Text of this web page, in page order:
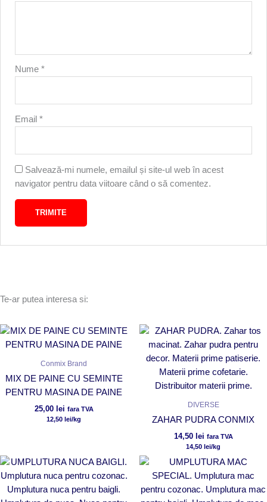
Nume*
Email*
Salvează-mi numele, emailul și site-ul web în acest
navigator pentru data viitoare când o să comentez.
Te-ar putea interesa si:
Conmix Brand
MIX DE PAINE CU SEMINTE
PENTRU MASINA DE PAINE
25,00 lei fara TVA
12,50 lei/kg
DIVERSE
ZAHAR PUDRA CONMIX
14,50 lei fara TVA
14,50 lei/kg